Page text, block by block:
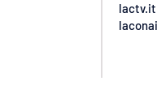
lactv.it